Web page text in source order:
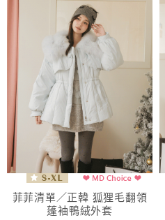
菲菲清單／正韓 狐狸毛翻領
蓬袖鴨絨外套